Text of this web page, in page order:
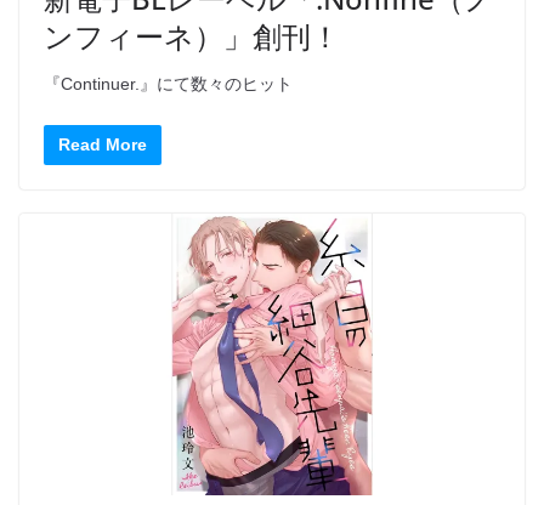
ンフィーネ）」創刊！
『Continuer.』にて数々のヒット
Read More